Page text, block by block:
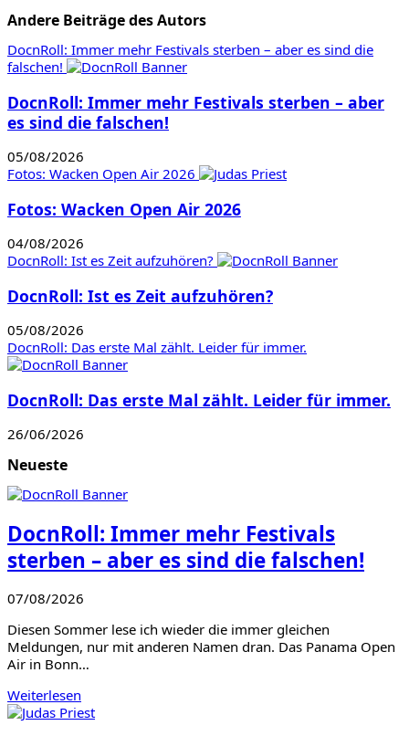
Andere Beiträge des Autors
DocnRoll: Immer mehr Festivals sterben – aber es sind die
falschen!
DocnRoll: Immer mehr Festivals sterben – aber
es sind die falschen!
05/08/2026
Fotos: Wacken Open Air 2026
Fotos: Wacken Open Air 2026
04/08/2026
DocnRoll: Ist es Zeit aufzuhören?
DocnRoll: Ist es Zeit aufzuhören?
05/08/2026
DocnRoll: Das erste Mal zählt. Leider für immer.
DocnRoll: Das erste Mal zählt. Leider für immer.
26/06/2026
Neueste
DocnRoll: Immer mehr Festivals
sterben – aber es sind die falschen!
07/08/2026
Diesen Sommer lese ich wieder die immer gleichen
Meldungen, nur mit anderen Namen dran. Das Panama Open
Air in Bonn…
Weiterlesen